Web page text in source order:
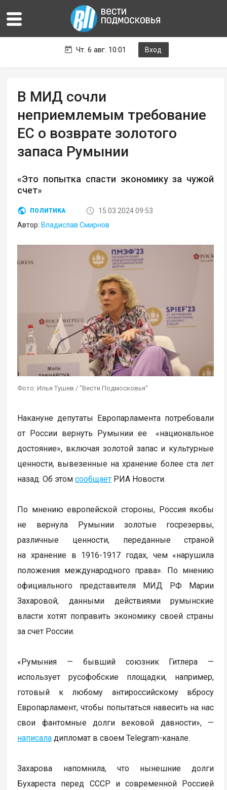
Чт. 6 авг. 10:01 Вход
В МИД сочли
неприемлемым требование
ЕС о возврате золотого
запаса Румынии
«Это попытка спасти экономику за чужой
счет»
ПОЛИТИКА
15.03.2024 09:53
Автор: Владислав Смирнов
Фото: Илья Тушев / "Вести Подмосковья"
Накануне депутаты Европарламента потребовали
от России вернуть Румынии ее «национальное
достояние», включая золотой запас и культурные
ценности, вывезенные на хранение более ста лет
назад. Об этомсообщает РИА Новости.
По мнению европейской стороны, Россия якобы
не вернула Румынии золотые госрезервы,
различные ценности, переданные страной
на хранение в 1916-1917 годах, чем «нарушила
положения международного права». По мнению
официального представителя МИД РФ Марии
Захаровой, данными действиями румынские
власти хотят поправить экономику своей страны
за счет России.
«Румыния — бывший союзник Гитлера —
использует русофобские площадки, например,
готовый к любому антироссийскому вбросу
Европарламент, чтобы попытаться навесить на нас
свои фантомные долги вековой давности», —
написала дипломат в своем Telegram-канале.
Захарова напомнила, что нынешние долги
Бухареста перед СССР и современной Россией